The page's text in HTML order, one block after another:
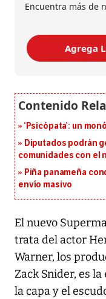
Encuentra más de
Agrega
‘Psicópata’: un
Diputados podrán
comunidades con el
Piña panameña
envío masivo
El nuevo
trata del actor
Warner, los
Zack Snider, es
la capa y el